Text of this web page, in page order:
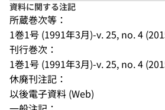
資料に関する注記
所蔵巻次等：
1巻1号 (1991年3月)-v. 25, no. 4
刊行巻次：
1巻1号 (1991年3月)-v. 25, no. 4
休廃刊注記：
以後電子資料 (Web)